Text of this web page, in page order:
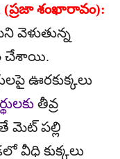
(ప్రజా శంఖారావం):
వెళుతున్న
చేశాయి.
ఊరకుక్కలు
తీవ్ర
పల్లి
వీధి కుక్కలు